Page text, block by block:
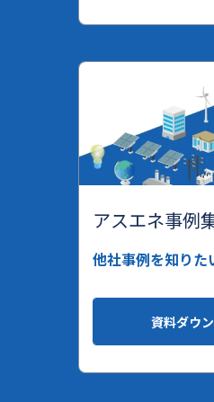
アスエネ事例
他社事例を知りた
資料ダウ